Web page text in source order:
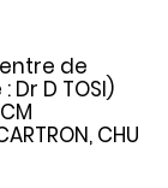
de
Dr D TOSI)
CHU